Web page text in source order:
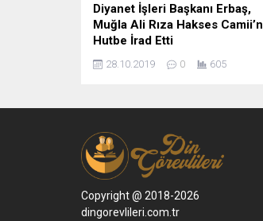
Diyanet İşleri Başkanı Erbaş,
Muğla Ali Rıza Hakses
Hutbe İrad Etti
28.10.2019 0 605
Copyright @ 2018-2026
dingorevlileri.com.tr